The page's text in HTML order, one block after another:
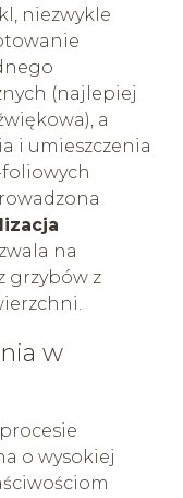
niezwykle
(najlepiej
a
i umieszczenia
na
grzybów z
w
o wysokiej